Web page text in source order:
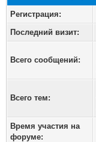
Регистрация:
Последний визит:
Всего сообщений:
Всего тем:
Время участия на
форуме: